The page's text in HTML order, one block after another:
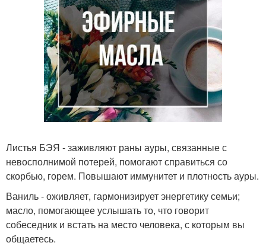
Листья БЭЯ - заживляют раны ауры, связанные с
невосполнимой потерей, помогают справиться со
скорбью, горем. Повышают иммунитет и плотность ауры.
Ваниль - оживляет, гармонизирует энергетику семьи;
масло, помогающее услышать то, что говорит
собеседник и встать на место человека, с которым вы
общаетесь.